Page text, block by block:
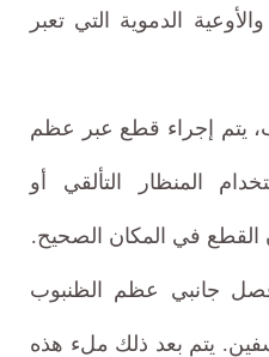
الدموية التي تعبر
يتم إجراء قطع عبر عظم
المنظار التألقي أو
القطع في المكان الصحيح.
جانبي عظم الظنبوب
يتم بعد ذلك ملء هذه